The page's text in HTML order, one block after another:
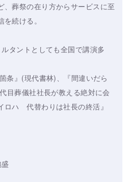
、葬祭の在り方からサービスに至
続ける。
タントとしても全国で講演多
条』(現代書林)、『間違いだら
目葬儀社社長が教える絶対に会
ロハ 代替わりは社長の終活』